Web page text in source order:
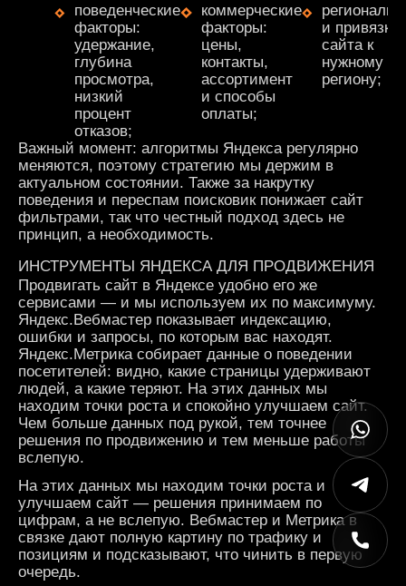
поведенческие
факторы:
удержание,
глубина
просмотра,
низкий
процент
отказов;
коммерческие
факторы:
цены,
контакты,
ассортимент
и способы
оплаты;
и привязка
сайта к
нужному
региону;
Важный момент: алгоритмы Яндекса регулярно
меняются, поэтому стратегию мы держим в
актуальном состоянии. Также за накрутку
поведения и переспам поисковик понижает сайт
фильтрами, так что честный подход здесь не
принцип, а необходимость.
ИНСТРУМЕНТЫ ЯНДЕКСА ДЛЯ ПРОДВИЖЕНИЯ
Продвигать сайт в Яндексе удобно его же
сервисами — и мы используем их по максимуму.
Яндекс.Вебмастер показывает индексацию,
ошибки и запросы, по которым вас находят.
Яндекс.Метрика собирает данные о поведении
посетителей: видно, какие страницы удерживают
людей, а какие теряют. На этих данных мы
находим точки роста и спокойно улучшаем сайт.
Чем больше данных под рукой, тем точнее
решения по продвижению и тем меньше работы
вслепую.
На этих данных мы находим точки роста и
улучшаем сайт — решения принимаем по
цифрам, а не вслепую. Вебмастер и Метрика в
связке дают полную картину по трафику и
позициям и подсказывают, что чинить в первую
очередь.